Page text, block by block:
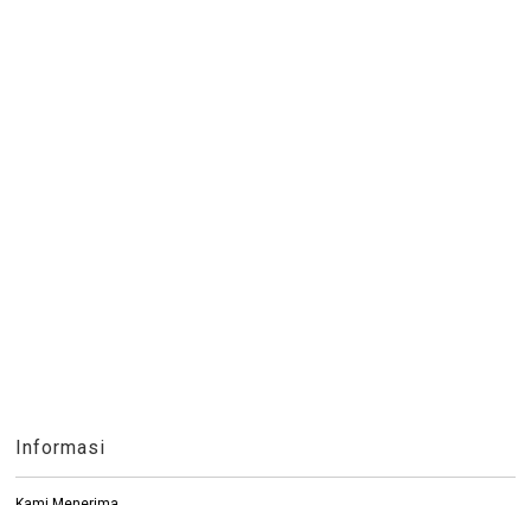
Informasi